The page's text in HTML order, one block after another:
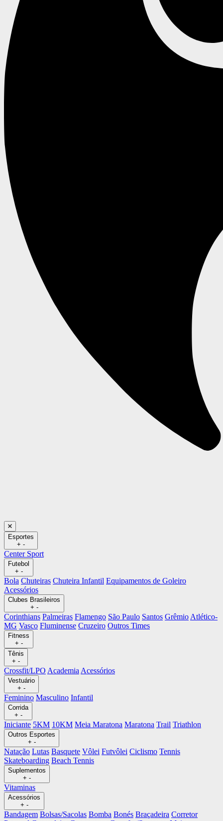
Esportes
+ -
Center Sport
Futebol
+ -
Bola Chuteiras Chuteira Infantil Equipamentos de Goleiro
Acessórios
Clubes Brasileiros
+ -
Corinthians Palmeiras Flamengo São Paulo Santos Grêmio Atlético-
MG Vasco Fluminense Cruzeiro Outros Times
Fitness
+ -
Tênis
+ -
Crossfit/LPO Academia Acessórios
Vestuário
+ -
Feminino Masculino Infantil
Corrida
+ -
Iniciante 5KM 10KM Meia Maratona Maratona Trail Triathlon
Outros Esportes
+ -
Natação Lutas Basquete Vôlei Futvôlei Ciclismo Tennis
Skateboarding Beach Tennis
Suplementos
+ -
Vitaminas
Acessórios
+ -
Bandagem Bolsas/Sacolas Bomba Bonés Braçadeira Corretor